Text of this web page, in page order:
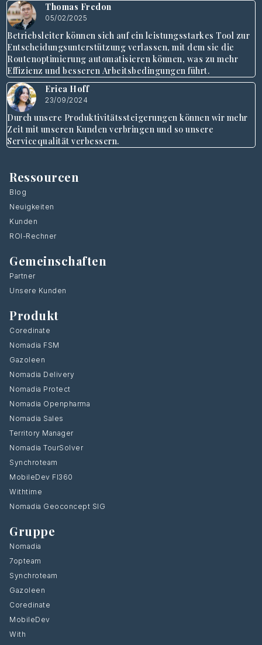
Thomas Fredon
05/02/2025
Betriebsleiter können sich auf ein leistungsstarkes Tool zur
Entscheidungsunterstützung verlassen, mit dem sie die
Routenoptimierung automatisieren können, was zu mehr
Effizienz und besseren Arbeitsbedingungen führt.
Erica Hoff
23/09/2024
Durch unsere Produktivitätssteigerungen können wir mehr
Zeit mit unseren Kunden verbringen und so unsere
Servicequalität verbessern.
Ressourcen
Blog
Neuigkeiten
Kunden
ROI-Rechner
Gemeinschaften
Partner
Unsere Kunden
Produkt
Coredinate
Nomadia FSM
Gazoleen
Nomadia Delivery
Nomadia Protect
Nomadia Openpharma
Nomadia Sales
Territory Manager
Nomadia TourSolver
Synchroteam
MobileDev FI360
Withtime
Nomadia Geoconcept SIG
Gruppe
Nomadia
7opteam
Synchroteam
Gazoleen
Coredinate
MobileDev
With